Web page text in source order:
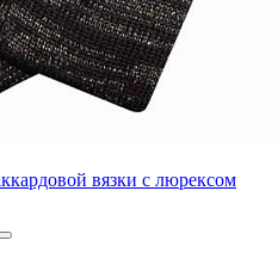
вязки с люрексом